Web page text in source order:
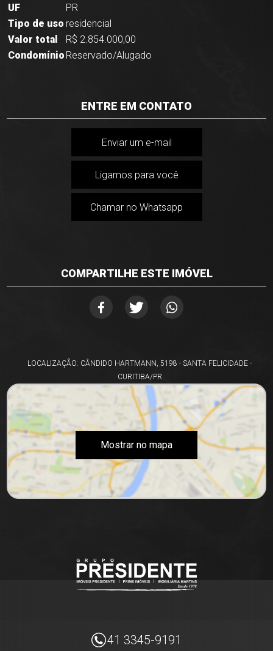
UF
PR
Tipo de uso residencial
Valor total
R$ 2.854.000,00
Condomínio Reservado/Alugado
ENTRE EM CONTATO
Enviar um e-mail
Ligamos para você
Chamar no Whatsapp
COMPARTILHE ESTE IMÓVEL
LOCALIZAÇÃO: CÂNDIDO HARTMANN, 5198 - SANTA FELICIDADE -
CURITIBA/PR
Mostrar no mapa
41 3345-9191